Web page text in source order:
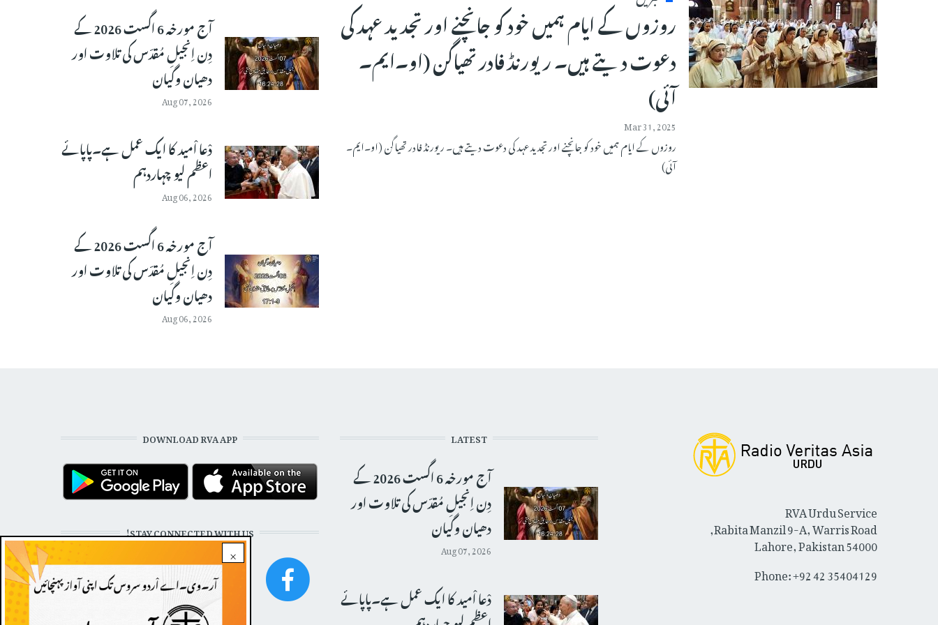
روزوں کے ایام ہمیں خود کو جانچنے اور تجدید عہد کی
دعوت دیتے ہیں۔ ریورنڈ فادر تھیاگن (او۔ایم۔
آئی)
Mar 31, 2025
روزوں کے ایام ہمیں خود کو جانچنے اور تجدید عہد کی دعوت دیتے ہیں۔ ریورنڈ فادر تھیاگن (او۔ایم۔
آئی)
آج مورخہ 6 اگست 2026 کے
دِن اِنجیلِ مُقدّس کی تلاوت اور
دھیان وگیان
Aug 07, 2026
دْعا اْمید کا ایک عمل ہے۔پاپائے
اعظم لیو چہاردہم
Aug 06, 2026
آج مورخہ 6 اگست 2026 کے
دِن اِنجیلِ مُقدّس کی تلاوت اور
دھیان وگیان
Aug 06, 2026
×
RVA Urdu Service
Rabita Manzil 9-A, Warris Road,
Lahore, Pakistan 54000
Phone: +92 42 35404129
LATEST
آج مورخہ 6 اگست 2026 کے
دِن اِنجیلِ مُقدّس کی تلاوت اور
دھیان وگیان
Aug 07, 2026
دْعا اْمید کا ایک عمل ہے۔پاپائے
DOWNLOAD RVA APP
STAY CONNECTED WITH US!